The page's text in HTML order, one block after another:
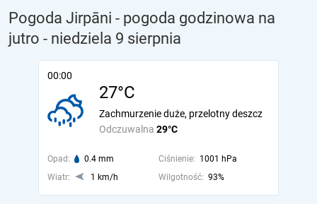
Pogoda Jirpāni - pogoda godzinowa na
jutro - niedziela 9 sierpnia
00:00
27°C
Odczuwalna 29°C
Zachmurzenie duże, przelotny deszcz
Opad: 0.4 mm Ciśnienie: 1001 hPa
Wiatr:
1 km/h Wilgotność: 93%